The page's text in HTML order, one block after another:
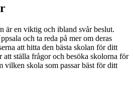
är en viktig och ibland svår beslut.
och ta reda på mer om deras
att hitta den bästa skolan för ditt
att ställa frågor och besöka skolorna för
vilken skola som passar bäst för ditt